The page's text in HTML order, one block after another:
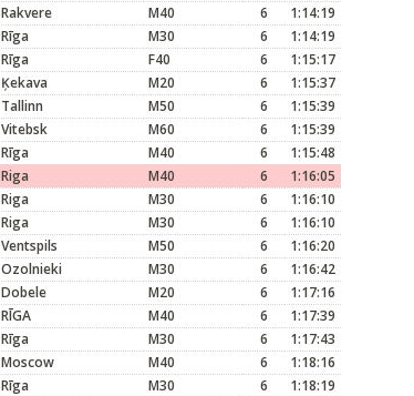
Rakvere M40 6
1:14:19
Rīga M30 6
1:14:19
Rīga F40 6
1:15:17
Ķekava M20 6
1:15:37
Tallinn M50 6
1:15:39
Vitebsk M60 6
1:15:39
Rīga M40 6
1:15:48
Riga M40 6
1:16:05
Riga M30 6
1:16:10
Riga M30 6
1:16:10
Ventspils M50 6
1:16:20
Ozolnieki M30 6
1:16:42
Dobele M20 6
1:17:16
RĪGA M40 6
1:17:39
Rīga M30 6
1:17:43
Moscow M40 6
1:18:16
Rīga M30 6
1:18:19